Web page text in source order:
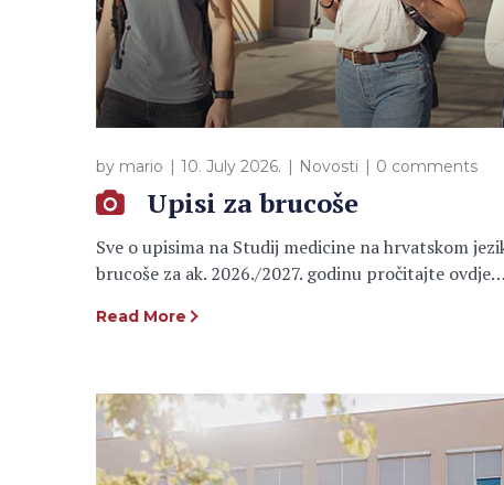
by mario 10. July 2026. Novosti 0 comments
Upisi za brucoše
Sve o upisima na Studij medicine na hrvatskom
brucoše za ak. 2026./2027. godinu pročitajte
Read More